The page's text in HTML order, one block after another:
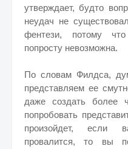
утверждает, будто
неудач не
фентези, потому
попросту невозможна.
По словам Филдса,
представляем ее
даже создать более
попробовать
произойдет, если
провалится, то вы